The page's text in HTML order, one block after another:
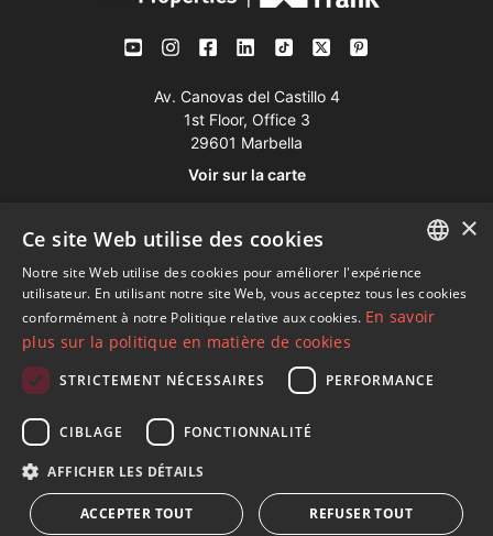
Av. Canovas del Castillo 4
1st Floor, Office 3
29601 Marbella
Voir sur la carte
Tél:+34 952 765 138
Mob:+34 601 636 766
Whatsapp:+34 952 765 138
info@dmproperties.com
www.dmproperties.com
© Copyright 1989 - 2026 Diana Morales Properties Knight
Frank ·
Termes et conditions d'utilisation du site Web
Web et référencement
ENGLISH
SPANISH
×
Ce site Web utilise des cookies
Notre site Web utilise des cookies pour améliorer l'expérience
utilisateur. En utilisant notre site Web, vous acceptez tous les cookies
conformément à notre Politique relative aux cookies. En savoir
plus sur la politique en matière de cookies
STRICTEMENT NÉCESSAIRES PERFORMANCE
CIBLAGE FONCTIONNALITÉ
AFFICHER LES DÉTAILS
ACCEPTER TOUT REFUSER TOUT